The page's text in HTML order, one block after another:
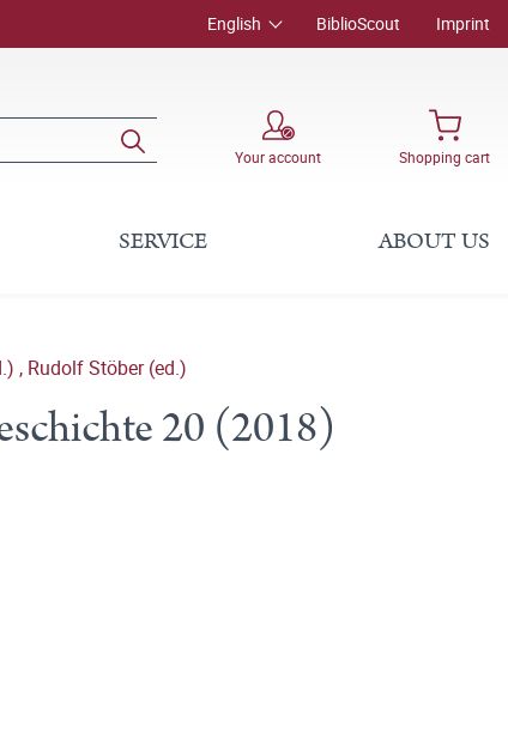
English BiblioScout Imprint
Your account Shopping cart
SERVICE ABOUT US
, Rudolf Stöber (ed.)
20 (2018)